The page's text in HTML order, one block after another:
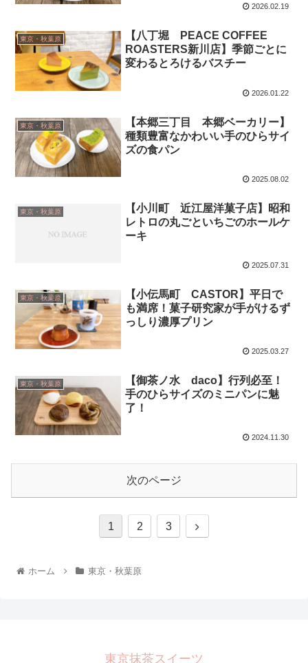
2026.02.19
東京・秋葉原
【八丁堀 PEACE COFFEE
ROASTERS新川店】季節ごとに
変わるとろけるバスチー
2026.01.22
東京・秋葉原
【本郷三丁目 本郷ベーカリー】
種類豊富なかわいい手のひらサイ
ズの食パン
2025.08.02
東京・秋葉原
【小川町 近江屋洋菓子店】昭和
レトロの丸ごといちごのホールケ
ーキ
2025.07.31
東京・秋葉原
【小伝馬町 CASTOR】平日で
も満席！菓子研究家が手がけるず
っしり濃厚プリン
2025.03.27
東京・秋葉原
【御茶ノ水 daco】行列必至！
手のひらサイズのミニパンに魅
了！
2024.11.30
次のページ
1 2 3
ホーム 東京・秋葉原
東京抹茶スイーツ